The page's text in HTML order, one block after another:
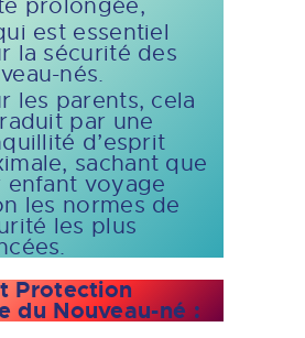
prolongée,
est essentiel
la sécurité des
nés.
les parents, cela
par une
d’esprit
sachant que
enfant voyage
les normes de
les plus
Protection
du Nouveau-né :